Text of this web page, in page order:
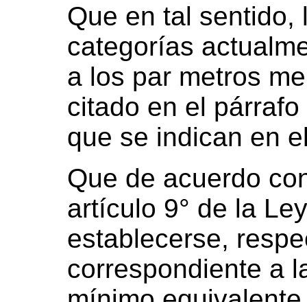
Que en tal sentido,
categorías
a los par metros
citado en el
que se indican en
Que de acuerdo
artículo 9° de la
establecerse,
correspondiente a